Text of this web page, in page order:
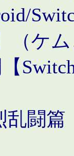
（ケ
乱闘篇